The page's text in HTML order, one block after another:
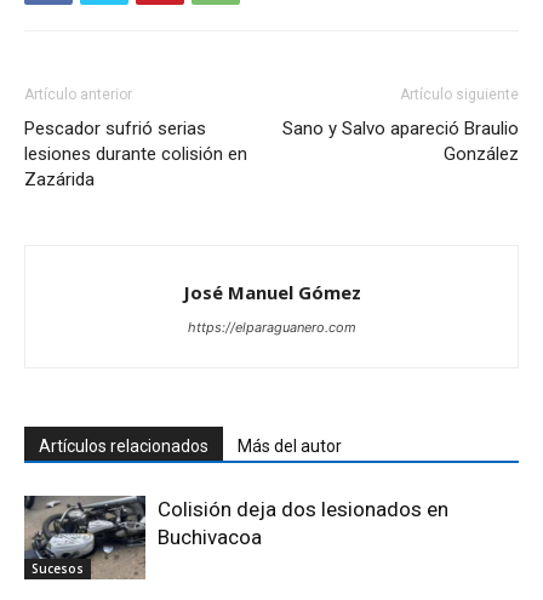
Artículo anterior
Pescador sufrió serias
lesiones durante colisión en
Zazárida
Artículo siguiente
Sano y Salvo apareció Braulio
González
José Manuel Gómez
https://elparaguanero.com
Artículos relacionados Más del autor
Sucesos
Colisión deja dos lesionados en
Buchivacoa